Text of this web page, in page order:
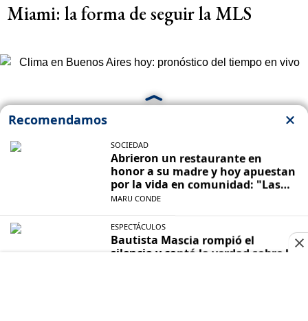
Miami: la forma de seguir la MLS